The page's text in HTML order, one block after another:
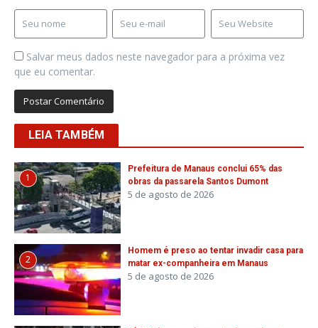
Salvar meus dados neste navegador para a próxima vez
que eu comentar.
LEIA TAMBÉM
1
Prefeitura de Manaus conclui 65% das
obras da passarela Santos Dumont
5 de agosto de 2026
2
Homem é preso ao tentar invadir casa para
matar ex-companheira em Manaus
5 de agosto de 2026